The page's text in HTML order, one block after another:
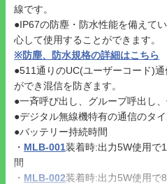
線です。
●IP67の防塵・防水性能を備えて
心して使用することができます。
※防塵、防水規格の詳細はこちら
●511通りのUC(ユーザーコード)
ができ混信を防ぎます。
●一斉呼び出し、グループ呼出し
●デジタル無線機特有の通信のタ
●バッテリー持続時間
・ MLB-001装着時:出力5W使用で
間
・ MLB-002装着時:出力5W使用で